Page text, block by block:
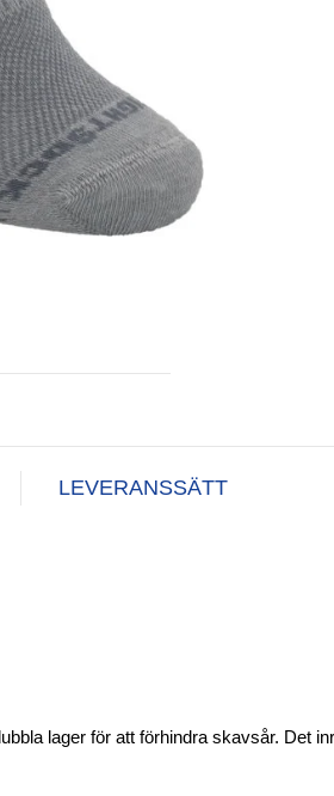
LEVERANSSÄTT
lager för att förhindra skavsår. Det